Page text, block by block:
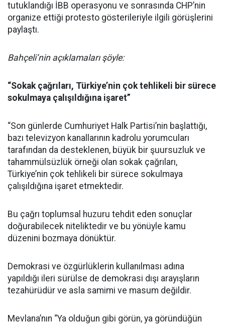
tutuklandığı İBB operasyonu ve sonrasında CHP’nin
organize ettiği protesto gösterileriyle ilgili görüşlerini
paylaştı.
Bahçeli’nin açıklamaları şöyle:
“Sokak çağrıları, Türkiye’nin çok tehlikeli bir sürece
sokulmaya çalışıldığına işaret”
“Son günlerde Cumhuriyet Halk Partisi’nin başlattığı,
bazı televizyon kanallarının kadrolu yorumcuları
tarafından da desteklenen, büyük bir şuursuzluk ve
tahammülsüzlük örneği olan sokak çağrıları,
Türkiye’nin çok tehlikeli bir sürece sokulmaya
çalışıldığına işaret etmektedir.
Bu çağrı toplumsal huzuru tehdit eden sonuçlar
doğurabilecek niteliktedir ve bu yönüyle kamu
düzenini bozmaya dönüktür.
Demokrasi ve özgürlüklerin kullanılması adına
yapıldığı ileri sürülse de demokrasi dışı arayışların
tezahürüdür ve asla samimi ve masum değildir.
Mevlana’nın “Ya olduğun gibi görün, ya göründüğün